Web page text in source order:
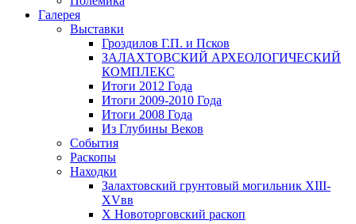
Галерея
Выставки
Гроздилов Г.П. и Псков
ЗАЛАХТОВСКИЙ АРХЕОЛОГИЧЕСКИЙ
КОМПЛЕКС
Итоги 2012 Года
Итоги 2009-2010 Года
Итоги 2008 Года
Из Глубины Веков
События
Раскопы
Находки
Залахтовский грунтовый могильник XIII-
XVвв
X Новоторговский раскоп